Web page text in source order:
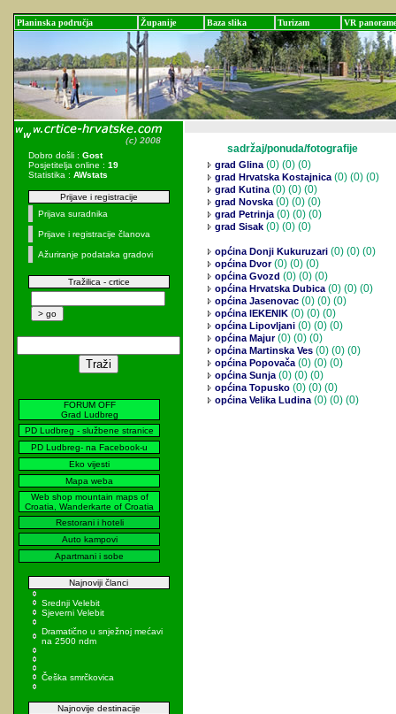
Planinska područja Županije Baza slika Turizam VR panorame
Dobro došli : Gost
Posjetitelja online : 19
Statistika : AWstats
Prijave i registracije
Prijava suradnika
Prijave i registracije članova
Ažuriranje podataka gradovi
Tražilica - crtice
FORUM OFF
Grad Ludbreg
PD Ludbreg - službene stranice
PD Ludbreg- na Facebook-u
Eko vijesti
Mapa weba
Web shop mountain maps of
Croatia, Wanderkarte of Croatia
Restorani i hoteli
Auto kampovi
Apartmani i sobe
Najnoviji članci
Srednji Velebit
Sjeverni Velebit
Dramatično u snježnoj mećavi
na 2500 ndm
Češka smrčkovica
Najnovije destinacije
sadržaj/ponuda/fotografije
grad Glina(0) (0) (0)
grad Hrvatska Kostajnica(0) (0) (0)
grad Kutina(0) (0) (0)
grad Novska(0) (0) (0)
grad Petrinja(0) (0) (0)
grad Sisak (0) (0) (0)
općina Donji Kukuruzari (0) (0) (0)
općina Dvor(0) (0) (0)
općina Gvozd (0) (0) (0)
općina Hrvatska Dubica(0) (0) (0)
općina Jasenovac (0) (0) (0)
općina lEKENIK (0) (0) (0)
općina Lipovljani (0) (0) (0)
općina Majur(0) (0) (0)
općina Martinska Ves (0) (0) (0)
općina Popovača(0) (0) (0)
općina Sunja(0) (0) (0)
općina Topusko (0) (0) (0)
općina Velika Ludina(0) (0) (0)